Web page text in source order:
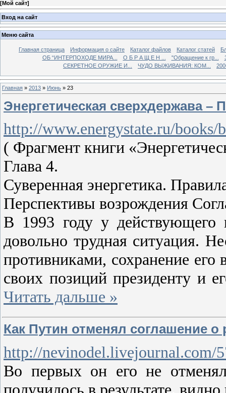
[Мой сайт]
Вход на сайт
Меню сайта
Главная страница Информация о сайте Каталог файлов Каталог статей
ОБ “ИНТЕРПОХОДЕ МИРА...
О Б Р А Щ Е Н ... "Обращение к гр...
СЕКРЕТНОЕ ОРУЖИЕ И...
ЧУДО ВЫЖИВАНИЯ: КОМ...
Главная » 2013 » Июнь » 23
Энергетическая сверхдержава
http://www.energystate.ru/books/
( Фрагмент книги
Глава 4.
Суверенная энергетика.
Перспективы возрождения
В 1993 году у действующего
довольно трудная ситуация.
противниками, сохранение его
своих позиций президенту и
Читать дальше »
Как Путин отменял соглашение о
http://nevinodel.livejournal.com/
Во первых он его не